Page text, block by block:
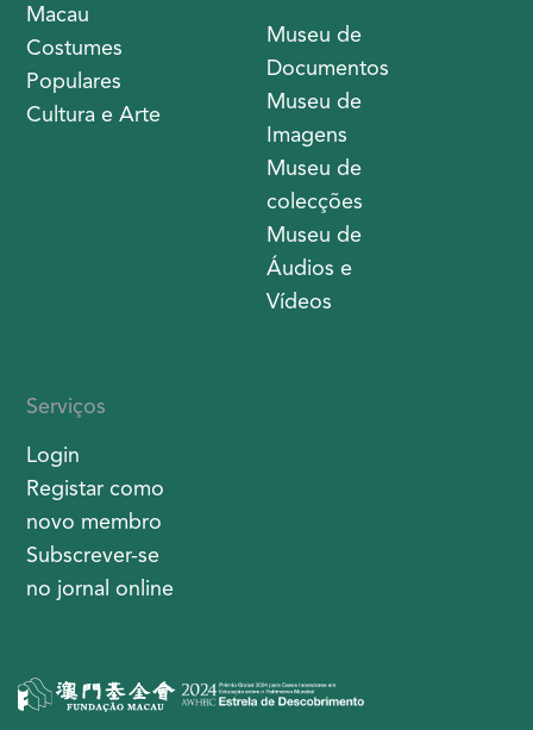
Macau
Costumes
Populares
Cultura e Arte
Museu de
Documentos
Museu de
Imagens
Museu de
colecções
Museu de
Áudios e
Vídeos
Serviços
Login
Registar como
novo membro
Subscrever-se
no jornal online